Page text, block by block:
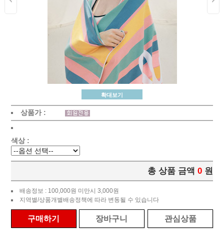
확대보기
상품가 :
색상 :
총 상품 금액 0 원
배송정보 : 100,000원 미만시 3,000원
지역별/상품개별배송정책에 따라 변동될 수 있습니다
구매하기 장바구니 관심상품